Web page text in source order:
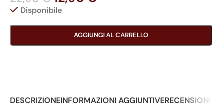
Disponibile
AGGIUNGI AL CARRELLO
DESCRIZIONEINFORMAZIONI AGGIUNTIVERECENSIONI